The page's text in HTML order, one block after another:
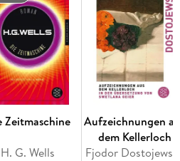
der Araber beschützen.
Piratenhorde in die geschützte
muss wieder eine Entscheidung
Zeitmaschine
H. G. Wells
Aufzeichnungen
dem Kellerloch
Fjodor